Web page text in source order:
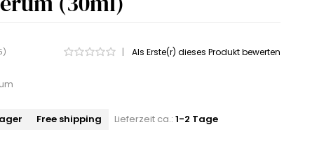
| Als Erste(r) dieses Produkt bewerten
Free shipping Lieferzeit ca.: 1-2 Tage